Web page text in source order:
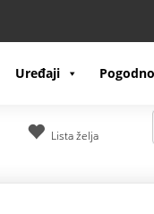
Uređaji
Lista želja